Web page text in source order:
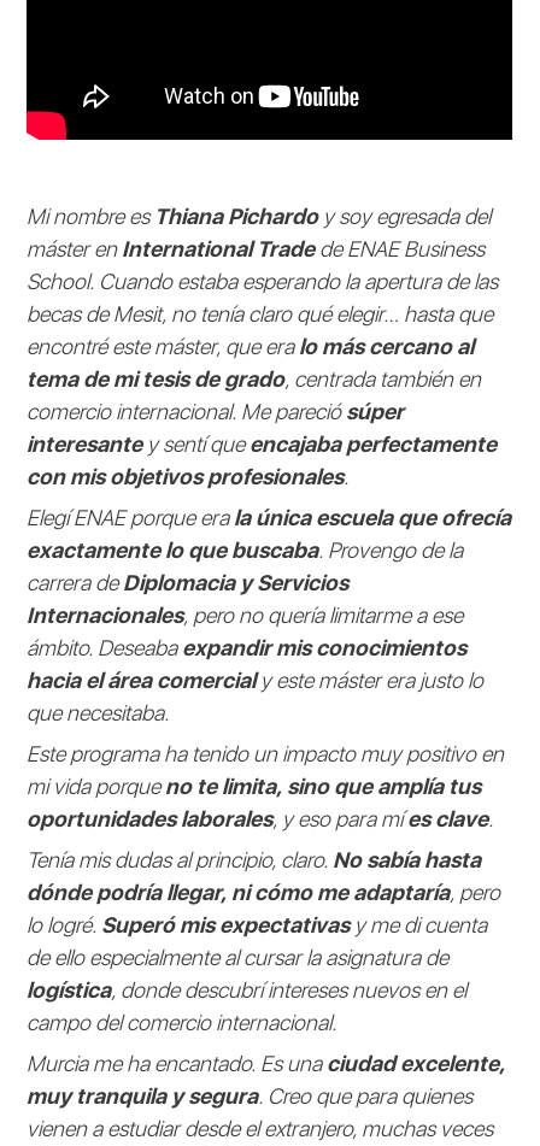
Mi nombre es Thiana Pichardoy soy egresada del
máster enInternational Tradede ENAE Business
School. Cuando estaba esperando la apertura de las
becas de Mesit, no tenía claro qué elegir… hasta que
encontré este máster, que eralo más cercano al
tema de mi tesis de grado, centrada también en
comercio internacional. Me pareciósúper
interesantey sentí queencajaba perfectamente
con mis objetivos profesionales.
Elegí ENAE porque erala única escuela que ofrecía
exactamente lo que buscaba. Provengo de la
carrera deDiplomacia y Servicios
Internacionales, pero no quería limitarme a ese
ámbito. Deseabaexpandir mis conocimientos
hacia el área comercialy este máster era justo lo
que necesitaba.
Este programa ha tenido un impacto muy positivo en
mi vida porqueno te limita, sino que amplía tus
oportunidades laborales, y eso para míes clave.
Tenía mis dudas al principio, claro. No sabía hasta
dónde podría llegar, ni cómo me adaptaría, pero
lo logré. Superó mis expectativasy me di cuenta
de ello especialmente al cursar la asignatura de
logística, donde descubrí intereses nuevos en el
campo del comercio internacional.
Murcia me ha encantado. Es unaciudad excelente,
muy tranquila y segura. Creo que para quienes
vienen a estudiar desde el extranjero, muchas veces